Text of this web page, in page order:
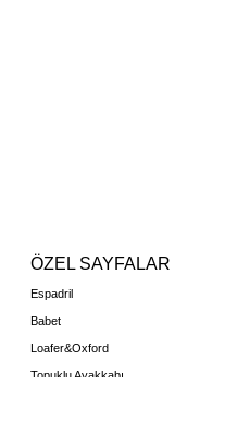
ÖZEL SAYFALAR
Espadril
Babet
Loafer&Oxford
Topuklu Ayakkabı